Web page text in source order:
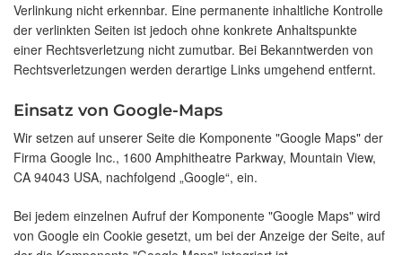
Verlinkung nicht erkennbar. Eine permanente inhaltliche Kontrolle
der verlinkten Seiten ist jedoch ohne konkrete Anhaltspunkte
einer Rechtsverletzung nicht zumutbar. Bei Bekanntwerden von
Rechtsverletzungen werden derartige Links umgehend entfernt.
Einsatz von Google-Maps
Wir setzen auf unserer Seite die Komponente "Google Maps" der
Firma Google Inc., 1600 Amphitheatre Parkway, Mountain View,
CA 94043 USA, nachfolgend „Google“, ein.
Bei jedem einzelnen Aufruf der Komponente "Google Maps" wird
von Google ein Cookie gesetzt, um bei der Anzeige der Seite, auf